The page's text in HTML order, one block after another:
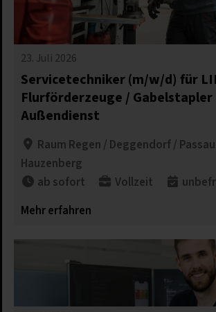
23. Juli 2026
Servicetechniker (m/w/d) für
Flurförderzeuge / Gabelstapler
Außendienst
Raum Regen / Deggendorf /
Hauzenberg
ab sofort
Vollzeit
Mehr erfahren